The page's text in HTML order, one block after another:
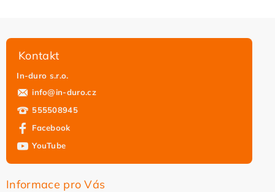
osobních údajů
Kontakt
In-duro s.r.o.
info@in-duro.cz
555508945
Facebook
YouTube
Informace pro Vás